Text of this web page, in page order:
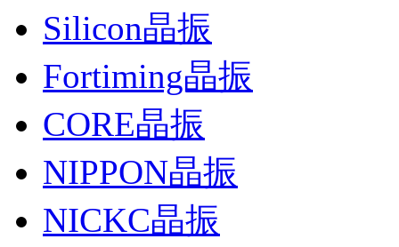
Silicon晶振
Fortiming晶振
CORE晶振
NIPPON晶振
NICKC晶振